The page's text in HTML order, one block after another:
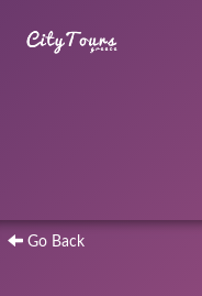
Go Back